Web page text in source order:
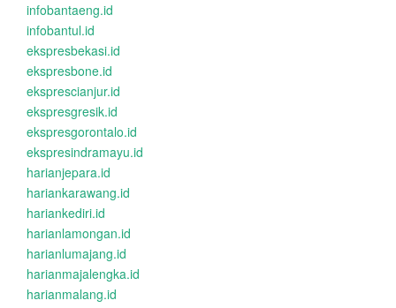
infobantaeng.id
infobantul.id
ekspresbekasi.id
ekspresbone.id
eksprescianjur.id
ekspresgresik.id
ekspresgorontalo.id
ekspresindramayu.id
harianjepara.id
hariankarawang.id
hariankediri.id
harianlamongan.id
harianlumajang.id
harianmajalengka.id
harianmalang.id